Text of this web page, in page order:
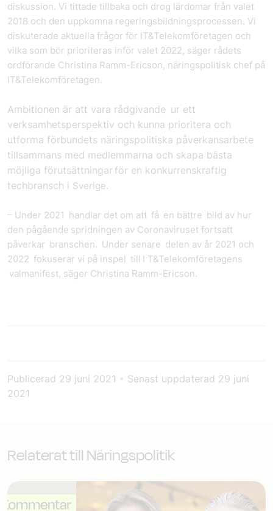
diskussion. Vi tittade tillbaka och drog lärdomar från valet
2018 och den uppkomna regeringsbildningsprocessen. Vi
diskuterade aktuella frågor för IT&Telekomföretagen och
vilka som bör prioriteras inför valet 2022, säger rådets
ordförande Christina Ramm-Ericson, näringspolitisk chef på
IT&Telekomföretagen.
Ambitionen är att vara rådgivande ur ett
verksamhetsperspektiv och kunna prioritera och
utforma förbundets näringspolitiska påverkansarbete
tillsammans med medlemmarna och skapa bästa
möjliga förutsättningar för en konkurrenskraftig
techbransch i Sverige.
– Under 2021 handlar det om att få en bättre bild av hur
den pågående spridningen av Coronaviruset fortsatt
påverkar branschen. Under senare delen av år 2021 och
2022 fokuserar vi på inspel till I T&Telekomföretagens
valmanifest, säger Christina Ramm-Ericson.
Publicerad 29 juni 2021 • Senast uppdaterad 29 juni
2021
Relaterat till Näringspolitik